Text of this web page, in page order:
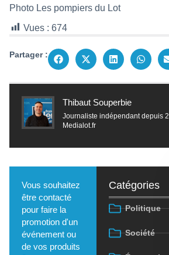
Photo Les pompiers du Lot
Vues : 674
Partager :
Thibaut Souperbie
Journaliste indépendant depuis
Medialot.fr
Vous souhaitez
être contacté
pour faire la
promotion d'un
événement ou
de vos produits
Catégories
Politique
Société